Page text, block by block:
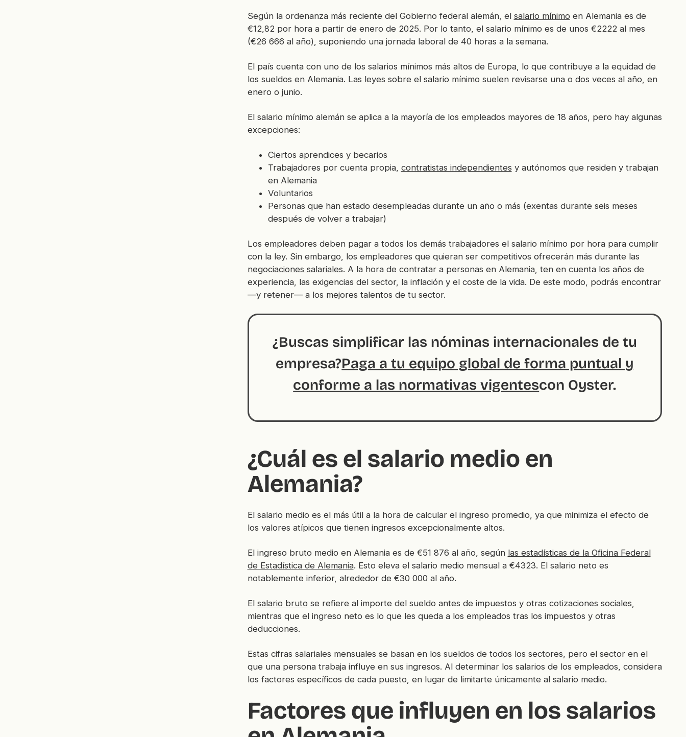
Según la ordenanza más reciente del Gobierno federal alemán, el salario mínimoen Alemania es de
€12,82 por hora a partir de enero de 2025. Por lo tanto, el salario mínimo es de unos €2222 al mes
(€26 666 al año), suponiendo una jornada laboral de 40 horas a la semana.
El país cuenta con uno de los salarios mínimos más altos de Europa, lo que contribuye a la equidad de
los sueldos en Alemania. Las leyes sobre el salario mínimo suelen revisarse una o dos veces al año, en
enero o junio.
El salario mínimo alemán se aplica a la mayoría de los empleados mayores de 18 años, pero hay algunas
excepciones:
Ciertos aprendices y becarios
Trabajadores por cuenta propia, contratistas independientes y autónomos que residen y trabajan
en Alemania
Voluntarios
Personas que han estado desempleadas durante un año o más (exentas durante seis meses
después de volver a trabajar)
Los empleadores deben pagar a todos los demás trabajadores el salario mínimo por hora para cumplir
con la ley. Sin embargo, los empleadores que quieran ser competitivos ofrecerán más durante las
negociaciones salariales. A la hora de contratar a personas en Alemania, ten en cuenta los años de
experiencia, las exigencias del sector, la inflación y el coste de la vida. De este modo, podrás encontrar
—y retener— a los mejores talentos de tu sector.
¿Buscas simplificar las nóminas internacionales de tu
empresa?Paga a tu equipo global de forma puntual y
conforme a las normativas vigentescon Oyster.
¿Cuál es el salario medio en
Alemania?
El salario medio es el más útil a la hora de calcular el ingreso promedio, ya que minimiza el efecto de
los valores atípicos que tienen ingresos excepcionalmente altos.
El ingreso bruto medio en Alemania es de €51 876 al año, según las estadísticas de la Oficina Federal
de Estadística de Alemania. Esto eleva el salario medio mensual a €4323. El salario neto es
notablemente inferior, alrededor de €30 000 al año.
El salario brutose refiere al importe del sueldo antes de impuestos y otras cotizaciones sociales,
mientras que el ingreso neto es lo que les queda a los empleados tras los impuestos y otras
deducciones.
Estas cifras salariales mensuales se basan en los sueldos de todos los sectores, pero el sector en el
que una persona trabaja influye en sus ingresos. Al determinar los salarios de los empleados, considera
los factores específicos de cada puesto, en lugar de limitarte únicamente al salario medio.
Factores que influyen en los salarios